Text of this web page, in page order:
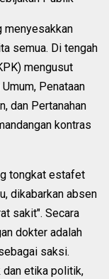
menyesakkan
semua. Di tengah
mengusut
Penataan
dan Pertanahan
kontras
tongkat estafet
dikabarkan absen
sakit". Secara
dokter adalah
saksi.
dan etika politik,